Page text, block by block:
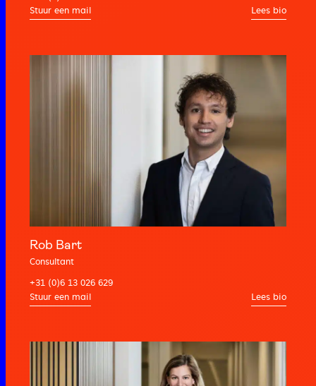
Lees bio
Rob Bart
Consultant
+31 (0)6 13 026 629
Lees bio